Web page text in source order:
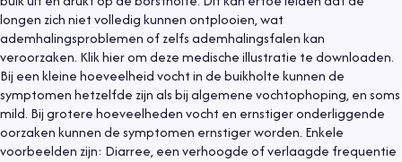
longen zich niet volledig kunnen ontplooien, wat
ademhalingsproblemen of zelfs ademhalingsfalen kan
veroorzaken. Klik hier om deze medische illustratie te downloaden.
Bij een kleine hoeveelheid vocht in de buikholte kunnen de
symptomen hetzelfde zijn als bij algemene vochtophoping, en soms
mild. Bij grotere hoeveelheden vocht en ernstiger onderliggende
oorzaken kunnen de symptomen ernstiger worden. Enkele
voorbeelden zijn: Diarree, een verhoogde of verlaagde frequentie